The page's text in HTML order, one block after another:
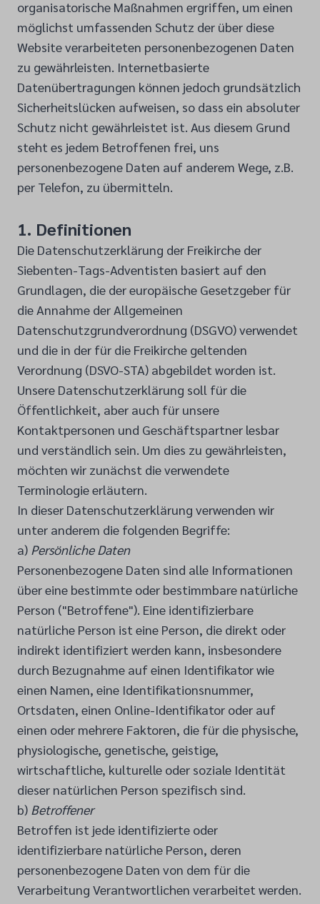
organisatorische Maßnahmen ergriffen, um einen
möglichst umfassenden Schutz der über diese
Website verarbeiteten personenbezogenen Daten
zu gewährleisten. Internetbasierte
Datenübertragungen können jedoch grundsätzlich
Sicherheitslücken aufweisen, so dass ein absoluter
Schutz nicht gewährleistet ist. Aus diesem Grund
steht es jedem Betroffenen frei, uns
personenbezogene Daten auf anderem Wege, z.B.
per Telefon, zu übermitteln.
1. Definitionen
Die Datenschutzerklärung der Freikirche der
Siebenten-Tags-Adventisten basiert auf den
Grundlagen, die der europäische Gesetzgeber für
die Annahme der Allgemeinen
Datenschutzgrundverordnung (DSGVO) verwendet
und die in der für die Freikirche geltenden
Verordnung (DSVO-STA) abgebildet worden ist.
Unsere Datenschutzerklärung soll für die
Öffentlichkeit, aber auch für unsere
Kontaktpersonen und Geschäftspartner lesbar
und verständlich sein. Um dies zu gewährleisten,
möchten wir zunächst die verwendete
Terminologie erläutern.
In dieser Datenschutzerklärung verwenden wir
unter anderem die folgenden Begriffe:
a) Persönliche Daten
Personenbezogene Daten sind alle Informationen
über eine bestimmte oder bestimmbare natürliche
Person ("Betroffene"). Eine identifizierbare
natürliche Person ist eine Person, die direkt oder
indirekt identifiziert werden kann, insbesondere
durch Bezugnahme auf einen Identifikator wie
einen Namen, eine Identifikationsnummer,
Ortsdaten, einen Online-Identifikator oder auf
einen oder mehrere Faktoren, die für die physische,
physiologische, genetische, geistige,
wirtschaftliche, kulturelle oder soziale Identität
dieser natürlichen Person spezifisch sind.
b) Betroffener
Betroffen ist jede identifizierte oder
identifizierbare natürliche Person, deren
personenbezogene Daten von dem für die
Verarbeitung Verantwortlichen verarbeitet werden.